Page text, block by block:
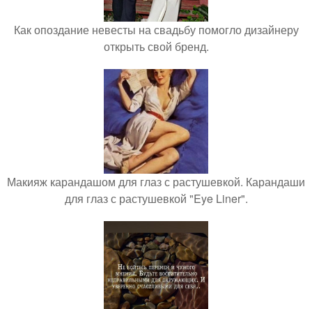
Как опоздание невесты на свадьбу помогло дизайнеру
открыть свой бренд.
Макияж карандашом для глаз с растушевкой. Карандаши
для глаз с растушевкой "Eye Liner".